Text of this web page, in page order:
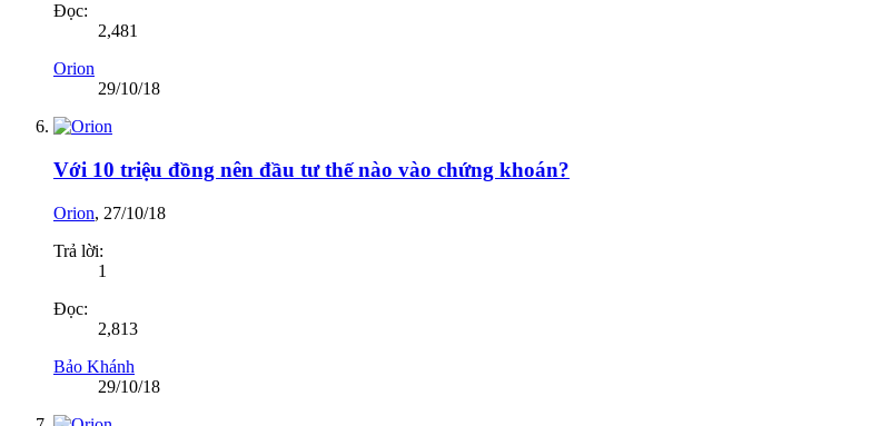
Đọc:
2,481
Orion
29/10/18
Với 10 triệu đồng nên đầu tư thế nào vào chứng khoán?
Orion, 27/10/18
Trả lời:
1
Đọc:
2,813
Bảo Khánh
29/10/18